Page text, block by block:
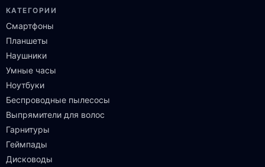
КАТЕГОРИИ
Смартфоны
Планшеты
Наушники
Умные часы
Ноутбуки
Беспроводные пылесосы
Выпрямители для волос
Гарнитуры
Геймпады
Дисководы